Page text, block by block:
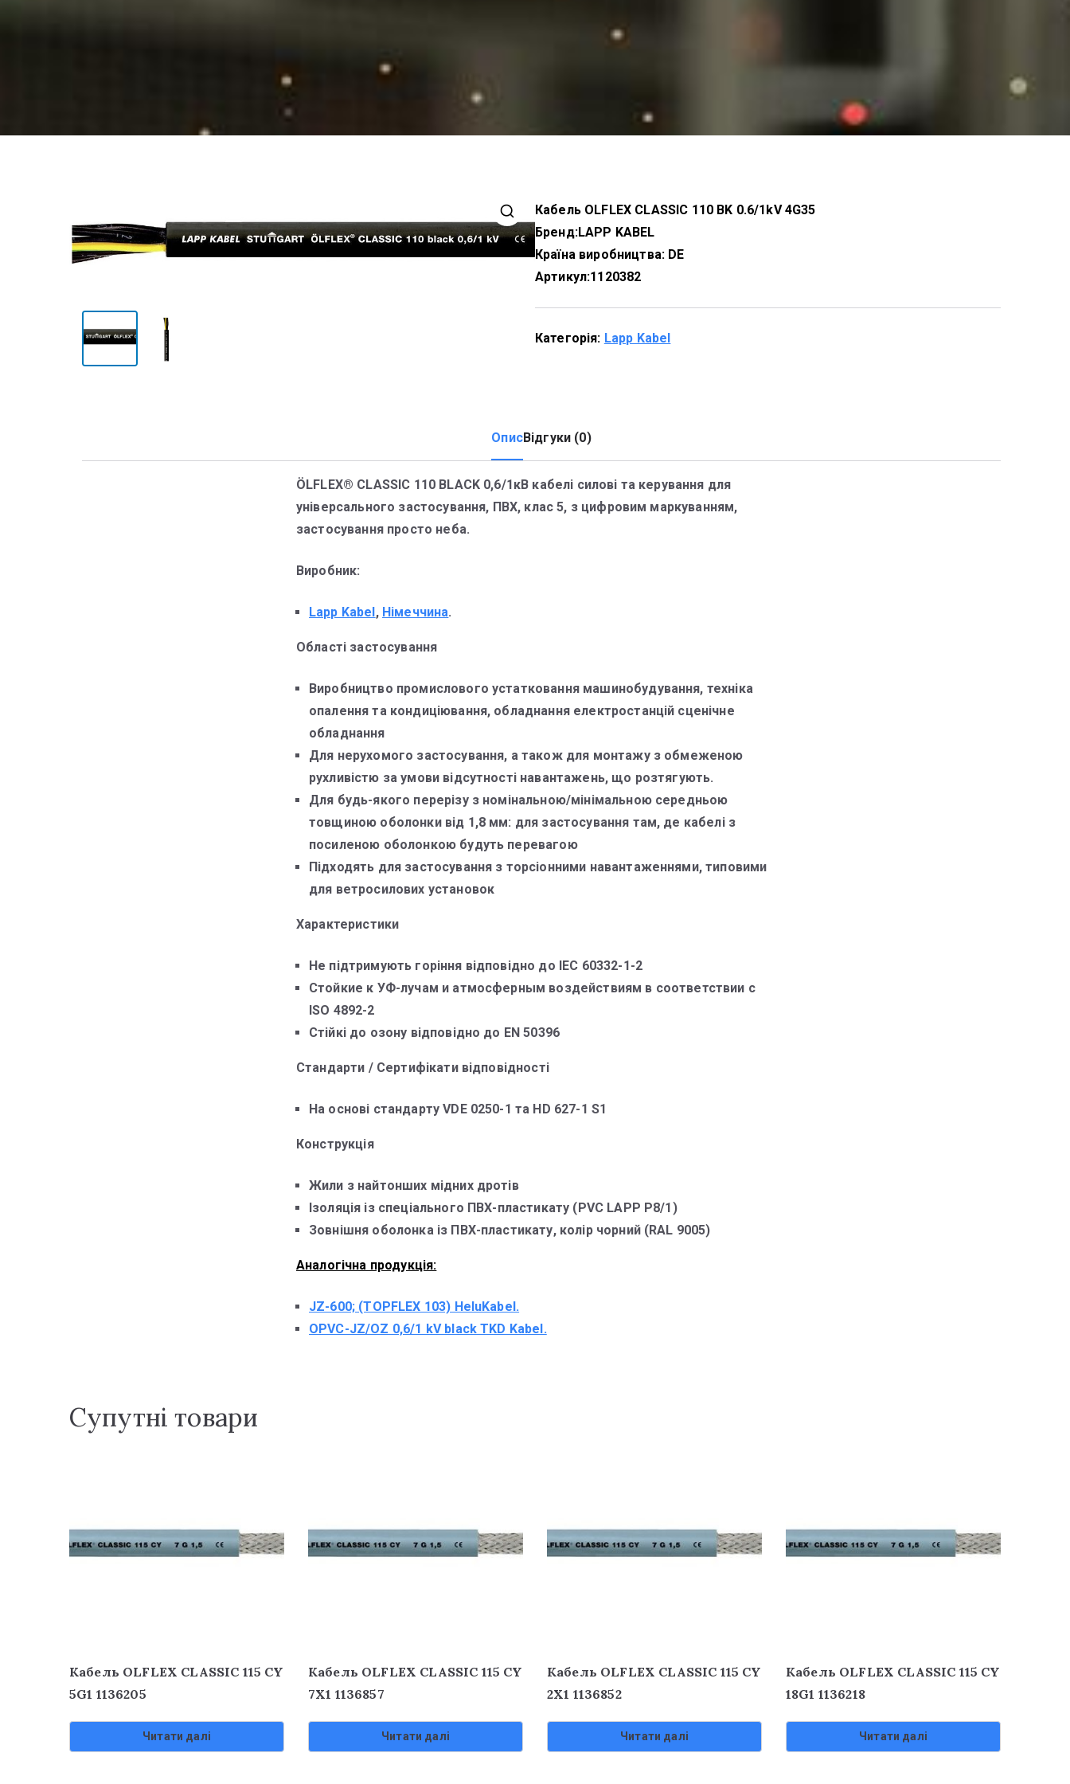
Кабель OLFLEX CLASSIC 110 BK 0.6/1kV 4G35
Бренд:LAPP KABEL
Країна виробництва: DE
Артикул:1120382
Категорія: Lapp Kabel
ОписВідгуки (0)
ÖLFLEX® CLASSIC 110 BLACK 0,6/1кВ кабелі силові та керування для
універсального застосування, ПВХ, клас 5, з цифровим маркуванням,
застосування просто неба.
Виробник:
Lapp Kabel, Німеччина.
Області застосування
Виробництво промислового устатковання машинобудування, техніка
опалення та кондиціювання, обладнання електростанцій сценічне
обладнання
Для нерухомого застосування, а також для монтажу з обмеженою
рухливістю за умови відсутності навантажень, що розтягують.
Для будь-якого перерізу з номінальною/мінімальною середньою
товщиною оболонки від 1,8 мм: для застосування там, де кабелі з
посиленою оболонкою будуть перевагою
Підходять для застосування з торсіонними навантаженнями, типовими
для ветросилових установок
Характеристики
Не підтримують горіння відповідно до IEC 60332-1-2
Стойкие к УФ-лучам и атмосферным воздействиям в соответствии с
ISO 4892-2
Стійкі до озону відповідно до EN 50396
Стандарти / Сертифікати відповідності
На основі стандарту VDE 0250-1 та HD 627-1 S1
Конструкція
Жили з найтонших мідних дротів
Ізоляція із спеціального ПВХ-пластикату (PVC LAPP P8/1)
Зовнішня оболонка із ПВХ-пластикату, колір чорний (RAL 9005)
Аналогічна продукція:
JZ-600; (TOPFLEX 103) HeluKabel.
OPVC-JZ/OZ 0,6/1 kV black TKD Kabel.
Супутні товари
Кабель OLFLEX CLASSIC 115 CY
5G1 1136205
Читати далі
Кабель OLFLEX CLASSIC 115 CY
7X1 1136857
Читати далі
Кабель OLFLEX CLASSIC 115 CY
2X1 1136852
Читати далі
Кабель OLFLEX CLASSIC 115 CY
18G1 1136218
Читати далі